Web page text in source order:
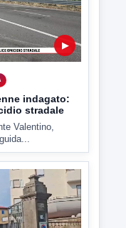
giallo di Villa
all'inizio
l'incarico...